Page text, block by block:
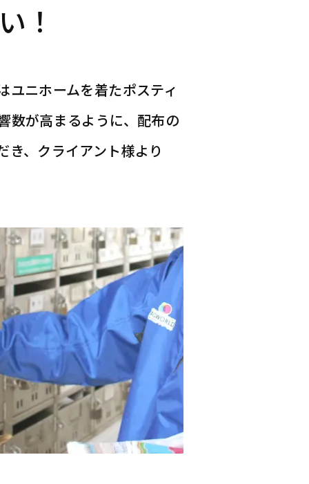
！
ユニホームを着たポスティ
数が高まるように、配布の
き、クライアント様より